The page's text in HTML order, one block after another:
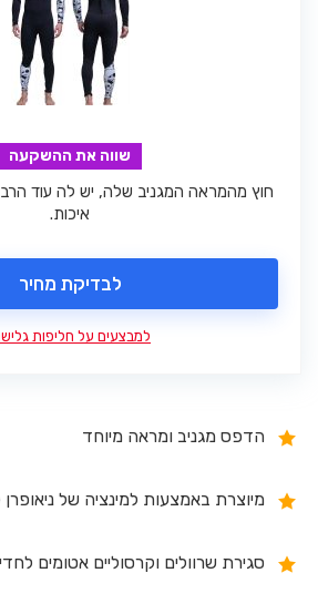
שווה את ההשקעה
חוץ מהמראה המגניב שלה, יש לה עוד
איכות.
לבדיקת מחיר
למבצעים על חליפות
הדפס מגניב ומראה מיוחד
מיוצרת באמצעות למינציה של ניאופרן
סגירת שרוולים וקרסוליים אטומים